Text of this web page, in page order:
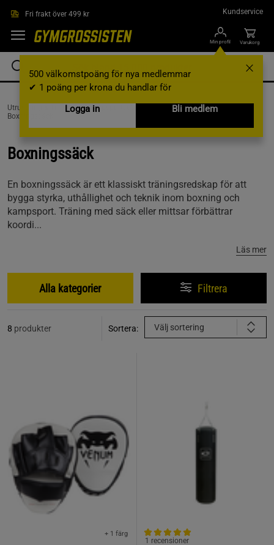
Fri frakt över 499 kr Kundservice
Min profil
500 välkomstpoäng för nya medlemmar
✔ 1 poäng per krona du handlar för
Logga in
Bli medlem
Varukorg
Utrustning & Tillbehör /Kampsportsutrustning /
Boxningssäckar & Mittsar /
Boxningssäck
Boxningssäck
En boxningssäck är ett klassiskt träningsredskap för att
bygga styrka, uthållighet och teknik inom boxning och
kampsport. Träning med säck eller mittsar förbättrar
koordi...
Läs mer
Alla kategorier Filtrera
8 produkter Sortera: Välj sortering
+ 1 färg
1 recensioner